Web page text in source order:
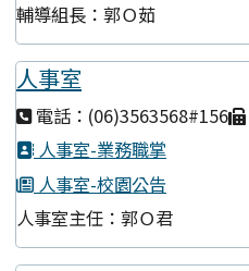
輔導組長：郭Ｏ茹
人事室
電話：(06)3563568#156
人事室-業務職掌
人事室-校園公告
人事室主任：郭Ｏ君